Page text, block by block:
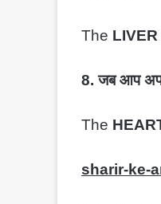
The LIVER
8. जब आप
The
sharir-ke-